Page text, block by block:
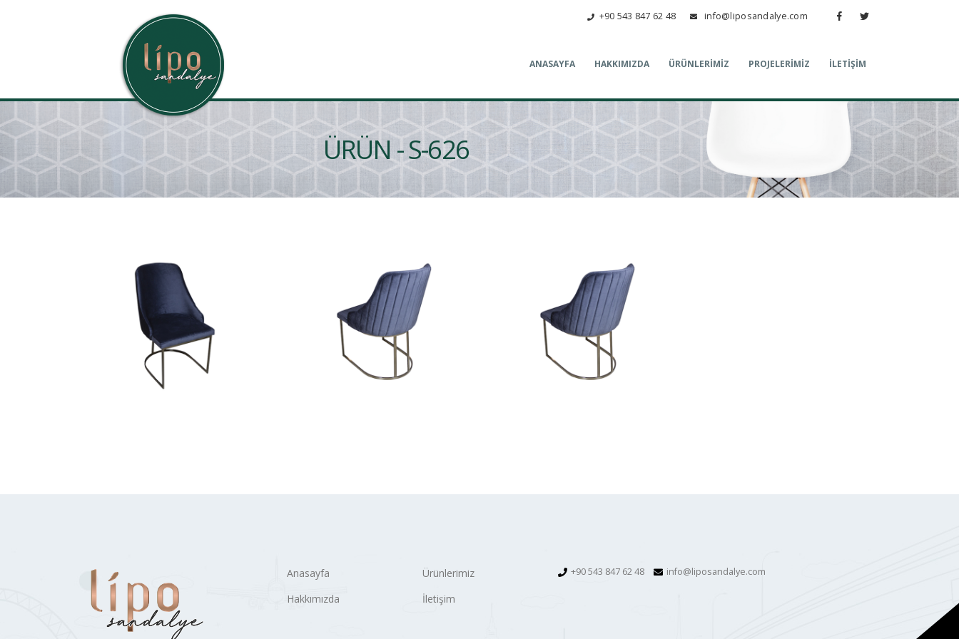
+90 543 847 62 48 info@liposandalye.com
ANASAYFA HAKKIMIZDA ÜRÜNLERIMIZ PROJELERIMIZ İLETIŞIM
ÜRÜN - S-626
Anasayfa
Hakkımızda
Ürünlerimiz
İletişim
+90 543 847 62 48 info@liposandalye.com